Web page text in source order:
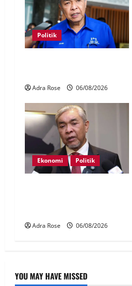
Politik
Adra Rose 06/08/2026
Ekonomi Politik
Adra Rose 06/08/2026
YOU MAY HAVE MISSED